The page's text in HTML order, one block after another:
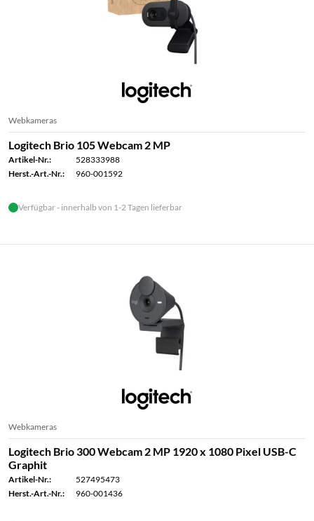
Webkameras
Logitech Brio 105 Webcam 2 MP
Artikel-Nr.:
528333988
Herst.-Art.-Nr.:
960-001592
Verfügbar - innerhalb von 1-2 Tagen lieferbar
Webkameras
Logitech Brio 300 Webcam 2 MP 1920 x 1080 Pixel USB-C
Graphit
Artikel-Nr.:
527495473
Herst.-Art.-Nr.:
960-001436